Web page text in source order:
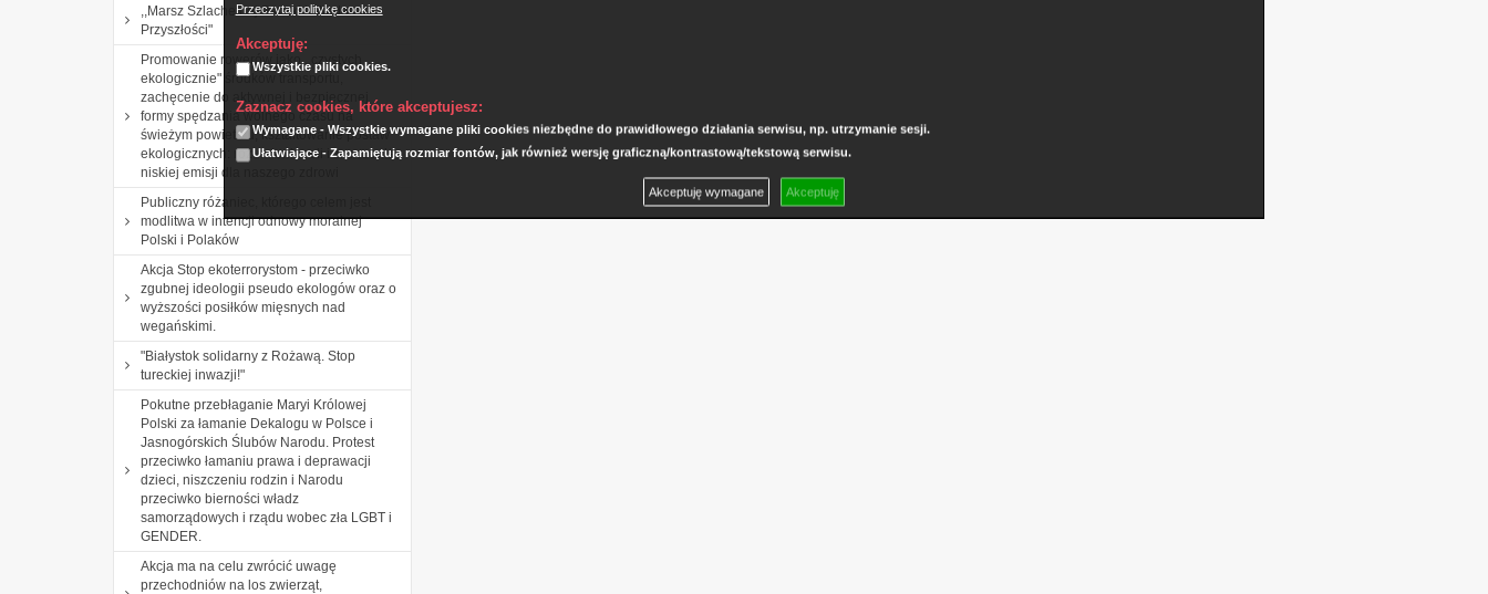
Przeczytaj politykę cookies
Akceptuję:
Wszystkie pliki cookies.
Zaznacz cookies, które akceptujesz:
Wymagane - Wszystkie wymagane pliki cookies niezbędne do prawidłowego działania serwisu, np. utrzymanie sesji.
Ułatwiające - Zapamiętują rozmiar fontów, jak również wersję graficzną/kontrastową/tekstową serwisu.
Akceptuję wymagane Akceptuję
,,Marsz Szlachetnej Paczki i Akademia
Przyszłości"
Promowanie rowerów jako ,,czystych
ekologicznie" środków transportu,
zachęcenie do aktywnej i bezpiecznej
formy spędzania wolnego czasu na
świeżym powietrzu, kształtowanie postaw
ekologicznych: rozumienia roli i znaczenia
niskiej emisji dla naszego zdrowi
Publiczny różaniec, którego celem jest
modlitwa w intencji odnowy moralnej
Polski i Polaków
Akcja Stop ekoterrorystom - przeciwko
zgubnej ideologii pseudo ekologów oraz o
wyższości posiłków mięsnych nad
wegańskimi.
"Białystok solidarny z Rożawą. Stop
tureckiej inwazji!"
Pokutne przebłaganie Maryi Królowej
Polski za łamanie Dekalogu w Polsce i
Jasnogórskich Ślubów Narodu. Protest
przeciwko łamaniu prawa i deprawacji
dzieci, niszczeniu rodzin i Narodu
przeciwko bierności władz
samorządowych i rządu wobec zła LGBT i
GENDER.
Akcja ma na celu zwrócić uwagę
przechodniów na los zwierząt,